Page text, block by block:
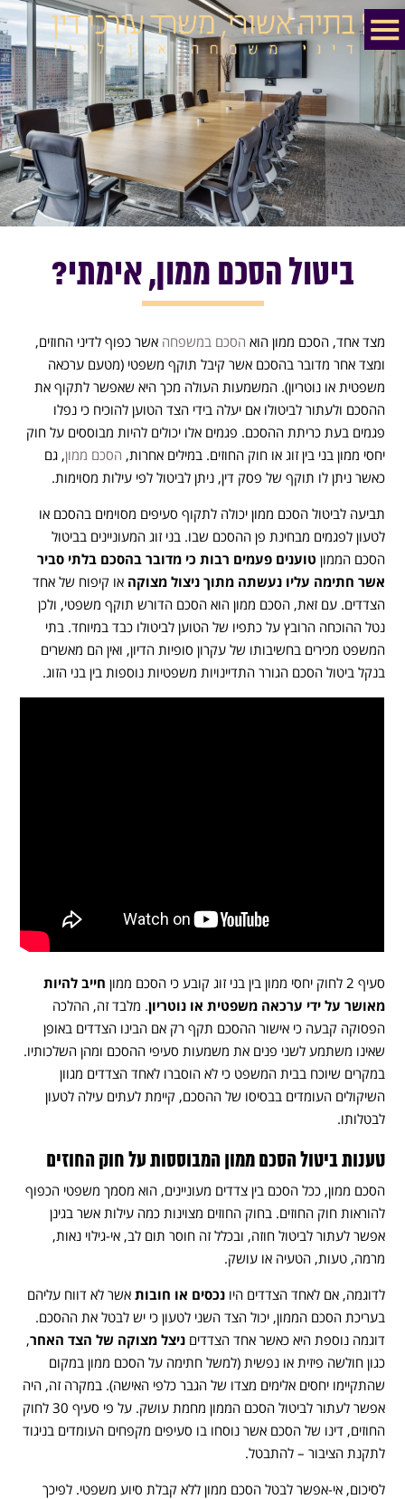
ביטול הסכם ממון, אימתי?
מצד אחד, הסכם ממון הוא הסכם במשפחה אשר כפוף לדיני החוזים,
ומצד אחר מדובר בהסכם אשר קיבל תוקף משפטי (מטעם ערכאה
משפטית או נוטריון). המשמעות העולה מכך היא שאפשר לתקוף את
ההסכם ולעתור לביטולו אם יעלה בידי הצד הטוען להוכיח כי נפלו
פגמים בעת כריתת ההסכם. פגמים אלו יכולים להיות מבוססים על חוק
יחסי ממון בני בין זוג או חוק החוזים. במילים אחרות, הסכם ממון, גם
כאשר ניתן לו תוקף של פסק דין, ניתן לביטול לפי עילות מסוימות.
תביעה לביטול הסכם ממון יכולה לתקוף סעיפים מסוימים בהסכם או
לטעון לפגמים מבחינת פן ההסכם שבו. בני זוג המעוניינים בביטול
הסכם הממון טוענים פעמים רבות כי מדובר בהסכם בלתי סביר
אשר חתימה עליו נעשתה מתוך ניצול מצוקה או קיפוח של אחד
הצדדים. עם זאת, הסכם ממון הוא הסכם הדורש תוקף משפטי, ולכן
נטל ההוכחה הרובץ על כתפיו של הטוען לביטולו כבד במיוחד. בתי
המשפט מכירים בחשיבותו של עקרון סופיות הדיון, ואין הם מאשרים
בנקל ביטול הסכם הגורר התדיינויות משפטיות נוספות בין בני הזוג.
סעיף 2 לחוק יחסי ממון בין בני זוג קובע כי הסכם ממון
חייב להיות
מאושר על ידי ערכאה משפטית או נוטריון. מלבד זה, ההלכה
הפסוקה קבעה כי אישור ההסכם תקף רק אם הבינו הצדדים באופן
שאינו משתמע לשני פנים את משמעות סעיפי ההסכם ומהן השלכותיו.
במקרים שיוכח בבית המשפט כי לא הוסברו לאחד הצדדים מגוון
השיקולים העומדים בבסיסו של ההסכם, קיימת לעתים עילה לטעון
לבטלותו.
טענות ביטול הסכם ממון המבוססות על חוק החוזים
הסכם ממון, ככל הסכם בין צדדים מעוניינים, הוא מסמך משפטי הכפוף
להוראות חוק החוזים. בחוק החוזים מצוינות כמה עילות אשר בגינן
אפשר לעתור לביטול חוזה, ובכלל זה חוסר תום לב, אי-גילוי נאות,
מרמה, טעות, הטעיה או עושק.
לדוגמה, אם לאחד הצדדים היונכסים או חובות אשר לא דווח עליהם
בעריכת הסכם הממון, יכול הצד השני לטעון כי יש לבטל את ההסכם.
דוגמה נוספת היא כאשר אחד הצדדיםניצל מצוקה של הצד האחר,
כגון חולשה פיזית או נפשית (למשל חתימה על הסכם ממון במקום
שהתקיימו יחסים אלימים מצדו של הגבר כלפי האישה). במקרה זה, היה
אפשר לעתור לביטול הסכם הממון מחמת עושק. על פי סעיף 30 לחוק
החוזים, דינו של הסכם אשר נוסחו בו סעיפים מקפחים העומדים בניגוד
לתקנת הציבור – להתבטל.
לסיכום, אי-אפשר לבטל הסכם ממון ללא קבלת סיוע משפטי. לפיכך